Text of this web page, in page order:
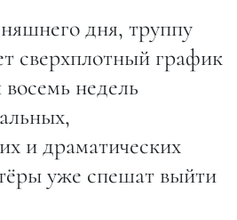
дня, труппу
сверхплотный график
недель
и драматических
уже спешат выйти